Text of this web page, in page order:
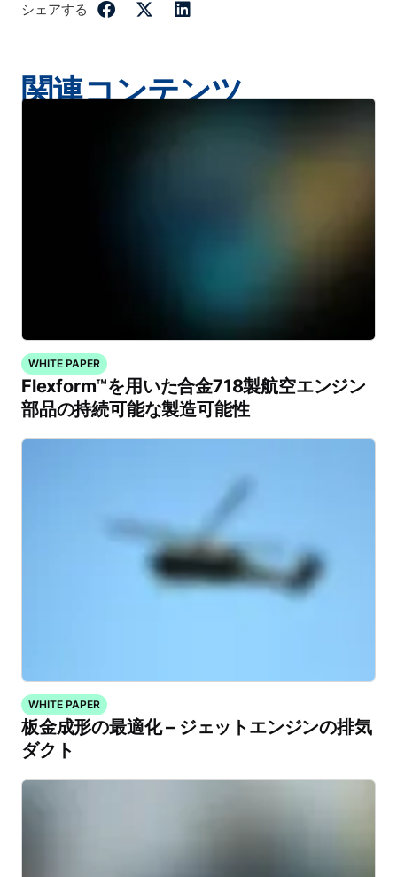
シェアする
関連コンテンツ
WHITE PAPER
Flexform™を用いた合金718製航空エンジン
部品の持続可能な製造可能性
WHITE PAPER
板金成形の最適化 – ジェットエンジンの排気
ダクト